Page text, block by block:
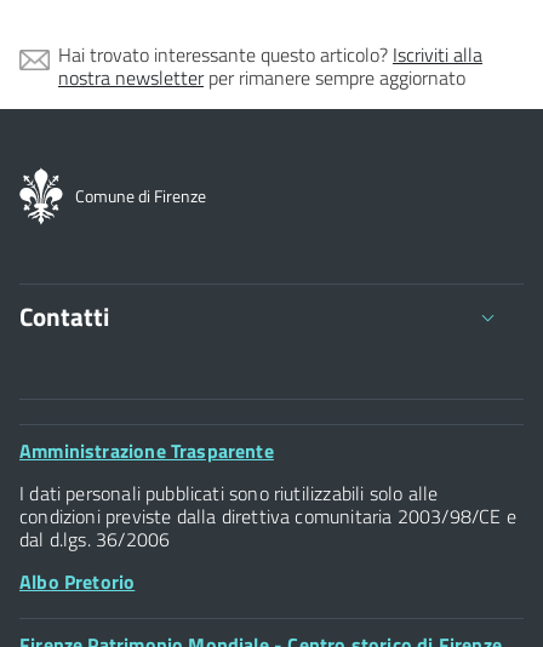
Hai trovato interessante questo articolo? Iscriviti alla
nostra newsletterper rimanere sempre aggiornato
Comune di Firenze
Contatti
Comune di Firenze
Palazzo Vecchio
Piazza della Signoria - 50122, Firenze
Footer
Amministrazione Trasparente
I dati personali pubblicati sono riutilizzabili solo alle
condizioni previste dalla direttiva comunitaria 2003/98/CE e
dal d.lgs. 36/2006
Albo Pretorio